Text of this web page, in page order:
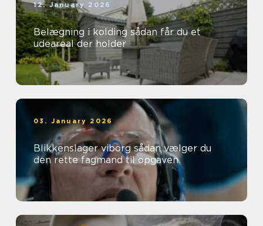
12. January 2026
Belægning i kolding sådan får du et
udeareal der holder
03. January 2026
Blikkenslager viborg sådan vælger du
den rette fagmand til opgaven